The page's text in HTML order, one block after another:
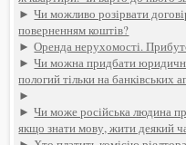
►Чи можливо розірвати
поверненням коштів?
►Оренда нерухомості.
►Чи можна придбати
пологий тільки на банківських
►
►Чи може російська людина
якщо знати мову, жити деякий